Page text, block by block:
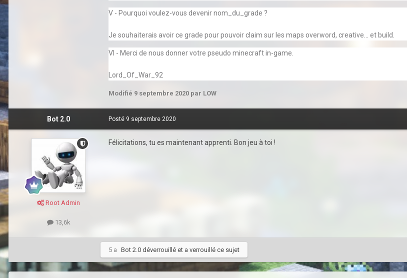
V - Pourquoi voulez-vous devenir nom_du_grade ?
Je souhaiterais avoir ce grade pour pouvoir claim sur les maps overword, creative... et build.
VI - Merci de nous donner votre pseudo minecraft in-game.
Lord_Of_War_92
Modifié 9 septembre 2020 par LOW
Bot 2.0
Root Admin
13,6k
Posté 9 septembre 2020
Félicitations, tu es maintenant apprenti. Bon jeu à toi !
5 a Bot 2.0 déverrouillé et a verrouillé ce sujet